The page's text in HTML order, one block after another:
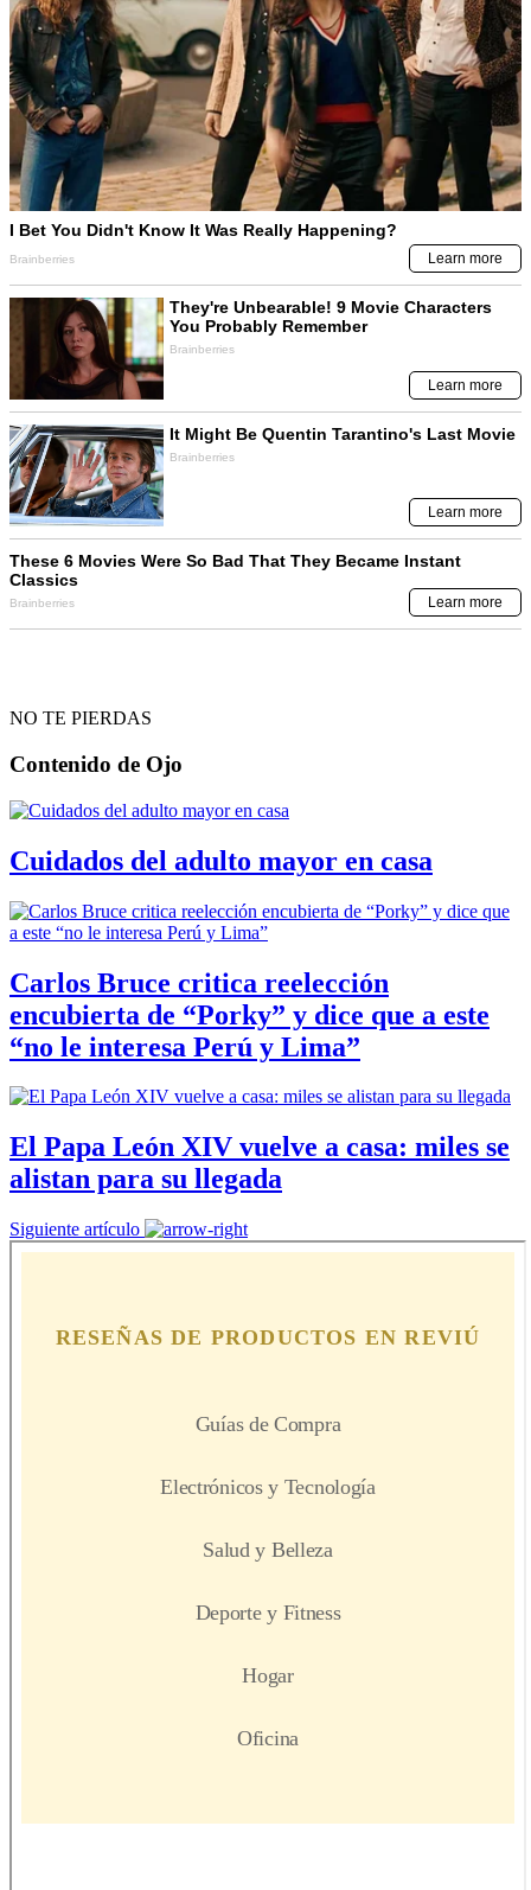
NO TE PIERDAS
Contenido de Ojo
Cuidados del adulto mayor en casa
Carlos Bruce critica reelección
encubierta de “Porky” y dice que a este
“no le interesa Perú y Lima”
El Papa León XIV vuelve a casa: miles se
alistan para su llegada
Siguiente artículo